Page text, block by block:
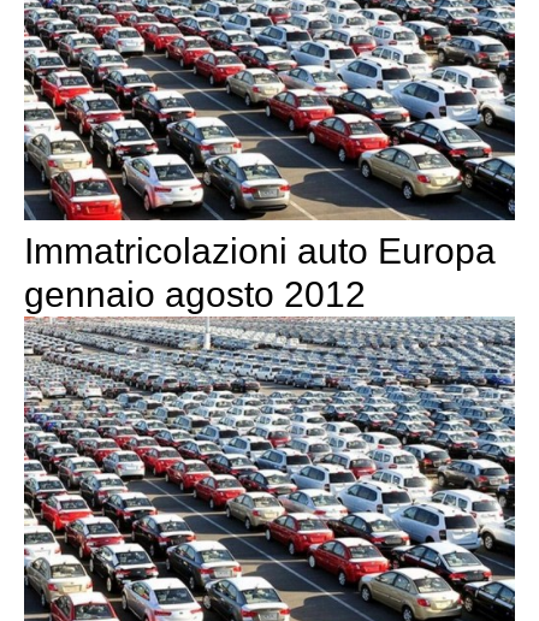
Immatricolazioni auto Europa
gennaio agosto 2012